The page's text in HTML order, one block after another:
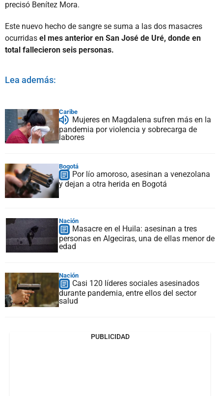
precisó Benítez Mora.
Este nuevo hecho de sangre se suma a las dos masacres
ocurridas el mes anterior en San José de Uré, donde en
total fallecieron seis personas.
Lea además:
Caribe
Mujeres en Magdalena sufren más en la
pandemia por violencia y sobrecarga de
labores
Bogotá
Por lío amoroso, asesinan a venezolana
y dejan a otra herida en Bogotá
Nación
Masacre en el Huila: asesinan a tres
personas en Algeciras, una de ellas menor de
edad
Nación
Casi 120 líderes sociales asesinados
durante pandemia, entre ellos del sector
salud
PUBLICIDAD